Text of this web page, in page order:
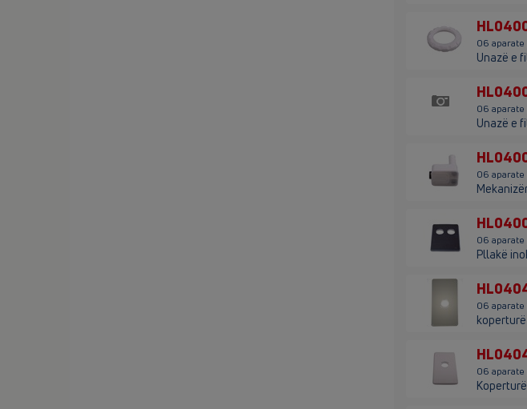
06
Unazë e
06
Unazë e
06
06
Pllakë
06
06